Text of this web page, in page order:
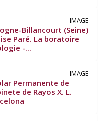
IMAGE
Billancourt (Seine)
Paré. La boratoire
-...
IMAGE
Permanente de
de Rayos X. L.